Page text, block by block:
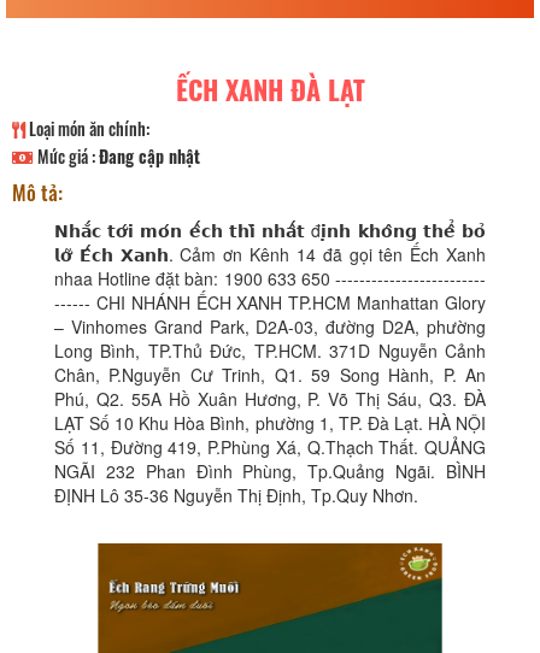
ẾCH XANH ĐÀ LẠT
Loại món ăn chính:
Mức giá :Đang cập nhật
Mô tả:
𝗡𝗵𝗮̆́𝗰 𝘁𝗼̛́𝗶 𝗺𝗼́𝗻 𝗲̂́𝗰𝗵 𝘁𝗵𝗶̀ 𝗻𝗵𝗮̂́𝘁 đ𝗶̣𝗻𝗵 𝗸𝗵𝗼̂𝗻𝗴 𝘁𝗵𝗲̂̉ 𝗯𝗼̉
𝗹𝗼̛̃ 𝗘̂́𝗰𝗵 𝗫𝗮𝗻𝗵. Cảm ơn Kênh 14 đã gọi tên Ếch Xanh
nhaa Hotline đặt bàn: 1900 633 650 -------------------------
------ CHI NHÁNH ẾCH XANH TP.HCM Manhattan Glory
– Vinhomes Grand Park, D2A-03, đường D2A, phường
Long Bình, TP.Thủ Đức, TP.HCM. 371D Nguyễn Cảnh
Chân, P.Nguyễn Cư Trinh, Q1. 59 Song Hành, P. An
Phú, Q2. 55A Hồ Xuân Hương, P. Võ Thị Sáu, Q3. ĐÀ
LẠT Số 10 Khu Hòa Bình, phường 1, TP. Đà Lạt. HÀ NỘI
Số 11, Đường 419, P.Phùng Xá, Q.Thạch Thất. QUẢNG
NGÃI 232 Phan Đình Phùng, Tp.Quảng Ngãi. BÌNH
ĐỊNH Lô 35-36 Nguyễn Thị Định, Tp.Quy Nhơn.